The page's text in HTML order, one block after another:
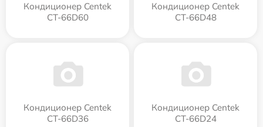
Кондиционер Centek
CT-66D60
Кондиционер Centek
CT-66D48
Кондиционер Centek
CT-66D36
Кондиционер Centek
CT-66D24